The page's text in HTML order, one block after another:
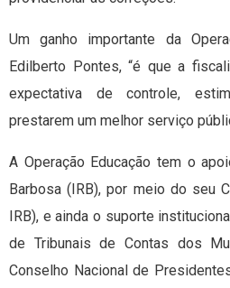
Um ganho importante da
Edilberto Pontes, “é que a
expectativa de controle,
prestarem um melhor serviço
A Operação Educação tem o
Barbosa (IRB), por meio do seu
IRB), e ainda o suporte
de Tribunais de Contas dos
Conselho Nacional de